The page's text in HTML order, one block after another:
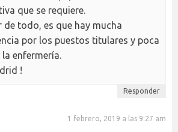
que se requiere.
de todo, es que hay mucha
por los puestos titulares y poca
la enfermería.
!
Responder
1 febrero, 2019 a las 9:27 am